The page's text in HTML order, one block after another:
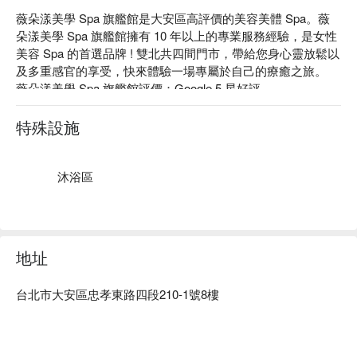
薇朵漾美學 Spa 旗艦館是大安區高評價的美容美體 Spa。薇
朵漾美學 Spa 旗艦館擁有 10 年以上的專業服務經驗，是女性
美容 Spa 的首選品牌 ! 雙北共四間門市，帶給您身心靈放鬆以
及多重感官的享受，快來體驗一場專屬於自己的療癒之旅。
薇朵漾美學 Spa 旗艦館評價：Google 5 星好評
薇朵漾美學 Spa 旗艦館服務：我們提供臉部保養、身體放鬆
療程等服務
薇朵漾美學 Spa 旗艦館推薦：薇朵漾用誠摯的心與溫柔的服
妳安心放下日常的緊繃與疲憊，像回到家一樣的放鬆感，在這
特殊設施
沐浴區
地址
台北市大安區忠孝東路四段210-1號8樓